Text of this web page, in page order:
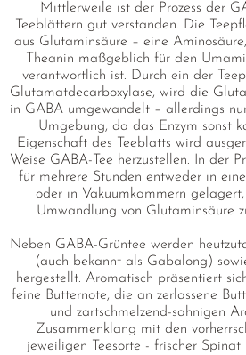
Mittlerweile ist der Prozess der
Teeblättern gut verstanden. Die
aus Glutaminsäure – eine
Theanin maßgeblich für den
verantwortlich ist. Durch ein der
Glutamatdecarboxylase, wird die
in GABA umgewandelt – allerdings
Umgebung, da das Enzym sonst
Eigenschaft des Teeblatts wird
Weise GABA-Tee herzustellen. In der
für mehrere Stunden entweder in
oder in Vakuumkammern
Umwandlung von Glutaminsäure
Neben GABA-Grüntee werden
(auch bekannt als Gabalong)
hergestellt. Aromatisch präsentiert
feine Butternote, die an zerlassene
und zartschmelzend-sahnigen
Zusammenklang mit den
jeweiligen Teesorte - frischer